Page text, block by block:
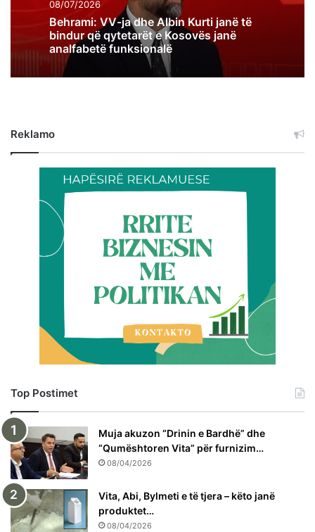
08/07/2026
Behrami: VV-ja dhe Albin Kurti janë të
bindur që qytetarët e Kosovës janë
analfabetë funksionalë
Reklamo
Top Postimet
Muja akuzon “Drinin e Bardhë” dhe
“Qumështoren Vita” për furnizim…
08/04/2026
Vita, Abi, Bylmeti e të tjera – këto janë
produktet…
08/04/2026